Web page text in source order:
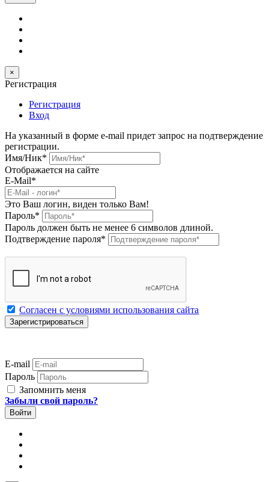
×
Регистрация
Регистрация
Вход
На указанный в форме e-mail придет запрос на подтверждение
регистрации.
Имя/Ник*
Отображается на сайте
E-Mail*
Это Ваш логин, виден только Вам!
Пароль*
Пароль должен быть не менее 6 символов длиной.
Подтверждение пароля*
Согласен с условиями использования сайта
E-mail
Пароль
Запомнить меня
Забыли свой пароль?